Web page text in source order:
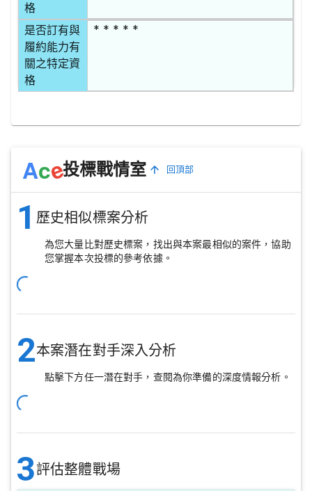
格
是否訂有與
履約能力有
關之特定資
格
* * * * *
Ace投標戰情室 回頂部
1 歷史相似標案分析
為您大量比對歷史標案，找出與本案最相似的案件，協助
您掌握本次投標的參考依據。
2本案潛在對手深入分析
點擊下方任一潛在對手，查閱為你準備的深度情報分析。
3評估整體戰場